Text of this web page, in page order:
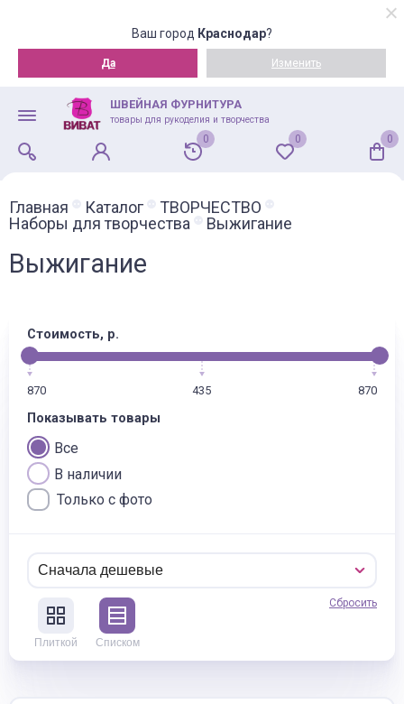
Ваш город Краснодар?
Да Изменить
ШВЕЙНАЯ ФУРНИТУРА
товары для рукоделия и творчества
0 0 0
Главная Каталог
ТВОРЧЕСТВО
Наборы для творчества
Выжигание
Выжигание
Стоимость, р.
870 435 870
Показывать товары
Все
В наличии
Только с фото
Плиткой Списком
Сбросить